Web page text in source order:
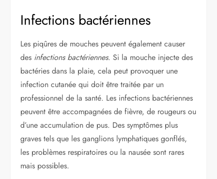
Infections bactériennes
Les piqûres de mouches peuvent également causer
des infections bactériennes. Si la mouche injecte des
bactéries dans la plaie, cela peut provoquer une
infection cutanée qui doit être traitée par un
professionnel de la santé. Les infections bactériennes
peuvent être accompagnées de fièvre, de rougeurs ou
d’une accumulation de pus. Des symptômes plus
graves tels que les ganglions lymphatiques gonflés,
les problèmes respiratoires ou la nausée sont rares
mais possibles.